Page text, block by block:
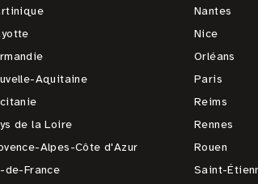
Aquitaine
de la Loire
Alpes-Côte d'Azur
de-France
Nantes
Nice
Orléans
Paris
Reims
Rennes
Rouen
Saint-